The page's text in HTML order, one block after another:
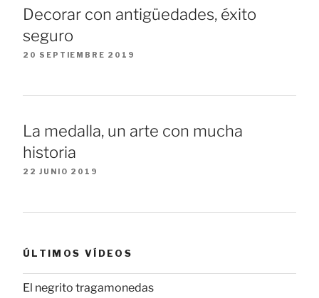
Decorar con antigüedades, éxito
seguro
20 SEPTIEMBRE 2019
La medalla, un arte con mucha
historia
22 JUNIO 2019
ÚLTIMOS VÍDEOS
El negrito tragamonedas